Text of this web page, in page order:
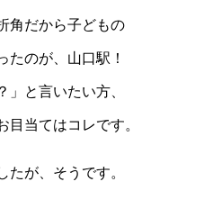
角だから子どもの
たのが、山口駅！
」と言いたい方、
目当てはコレです。
たが、そうです。